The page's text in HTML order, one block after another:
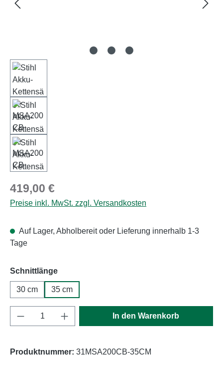
Regulärer Preis:
419,00 €
Preise inkl. MwSt. zzgl. Versandkosten
Auf Lager, Abholbereit oder Lieferung innerhalb 1-3
Tage
Schnittlängeauswählen
30 cm 35 cm
Produkt Anzahl: Gib den gewünschten
In den Warenkorb
Produktnummer: 31MSA200CB-35CM